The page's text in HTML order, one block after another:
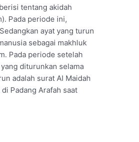
tentang akidah
Pada periode ini,
ayat yang turun
sebagai makhluk
Pada periode setelah
diturunkan selama
adalah surat Al Maidah
Padang Arafah saat